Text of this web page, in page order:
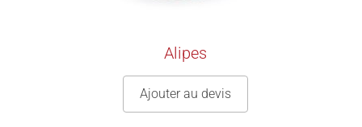
Alipes
Ajouter au devis